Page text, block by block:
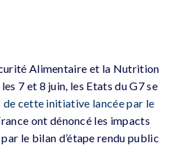
Alimentaire et la Nutrition
7 et 8 juin, les Etats du G7 se
de cette initiative lancée par le
ont dénoncé les impacts
le bilan d’étape rendu public